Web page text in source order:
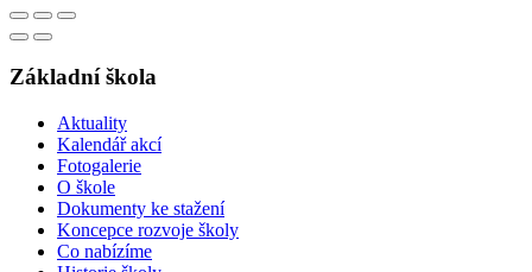
Základní škola
Aktuality
Kalendář akcí
Fotogalerie
O škole
Dokumenty ke stažení
Koncepce rozvoje školy
Co nabízíme